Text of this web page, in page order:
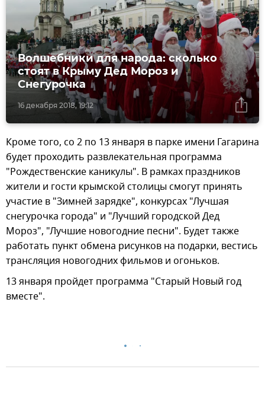
16 декабря 2018, 19:12
Волшебники для народа: сколько
стоят в Крыму Дед Мороз и
Снегурочка
Кроме того, со 2 по 13 января в парке имени Гагарина
будет проходить развлекательная программа
"Рождественские каникулы". В рамках праздников
жители и гости крымской столицы смогут принять
участие в "Зимней зарядке", конкурсах "Лучшая
снегурочка города" и "Лучший городской Дед
Мороз", "Лучшие новогодние песни". Будет также
работать пункт обмена рисунков на подарки, вестись
трансляция новогодних фильмов и огоньков.
13 января пройдет программа "Старый Новый год
вместе".